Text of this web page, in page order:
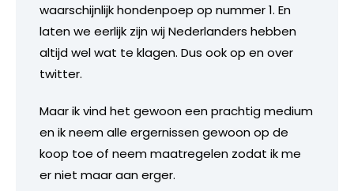
waarschijnlijk hondenpoep op nummer 1. En
laten we eerlijk zijn wij Nederlanders hebben
altijd wel wat te klagen. Dus ook op en over
twitter.
Maar ik vind het gewoon een prachtig medium
en ik neem alle ergernissen gewoon op de
koop toe of neem maatregelen zodat ik me
er niet maar aan erger.